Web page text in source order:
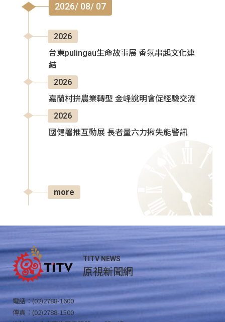
2026/ 08/ 07
2026
台東pulingau生命故事展 香氛串起文化連
結
2026
嘉蘭村拚農業轉型 金峰說明會促經驗交流
2026
國健署推互動展 長者量六力揪失能警訊
more
TITV NEWS
原視新聞網
電話：(02)2788-1600
傳真：(02)2788-1500